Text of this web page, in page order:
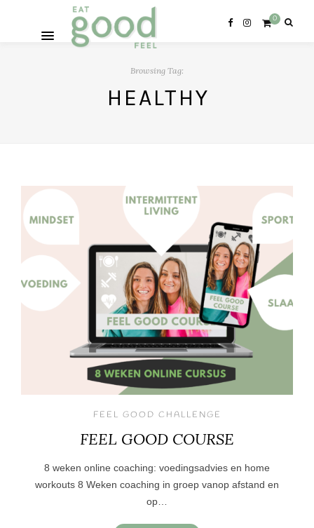
0
Browsing Tag:
HEALTHY
FEEL GOOD CHALLENGE
FEEL GOOD COURSE
8 weken online coaching: voedingsadvies en home
workouts 8 Weken coaching in groep vanop afstand en
op…